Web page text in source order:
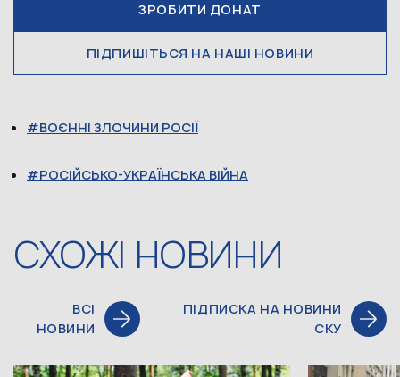
ЗРОБИТИ ДОНАТ
ПІДПИШІТЬСЯ НА НАШІ НОВИНИ
ВОЄННІ ЗЛОЧИНИ РОСІЇ
РОСІЙСЬКО-УКРАЇНСЬКА ВІЙНА
СХОЖІ НОВИНИ
ВСІ
НОВИНИ
ПІДПИСКА НА НОВИНИ
СКУ